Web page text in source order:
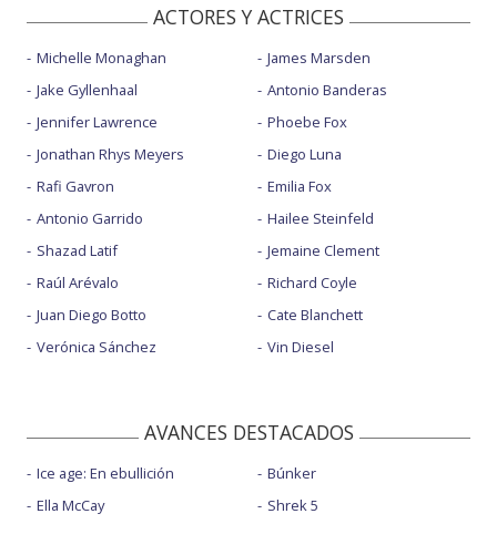
ACTORES Y ACTRICES
Michelle Monaghan
Jake Gyllenhaal
Jennifer Lawrence
Jonathan Rhys Meyers
Rafi Gavron
Antonio Garrido
Shazad Latif
Raúl Arévalo
Juan Diego Botto
Verónica Sánchez
James Marsden
Antonio Banderas
Phoebe Fox
Diego Luna
Emilia Fox
Hailee Steinfeld
Jemaine Clement
Richard Coyle
Cate Blanchett
Vin Diesel
AVANCES DESTACADOS
Ice age: En ebullición
Ella McCay
Búnker
Shrek 5